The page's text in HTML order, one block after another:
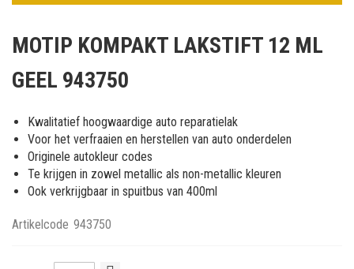
het
van
afbeeldingen-
gallerij
MOTIP KOMPAKT LAKSTIFT 12 ML
GEEL 943750
Kwalitatief hoogwaardige auto reparatielak
Voor het verfraaien en herstellen van auto onderdelen
Originele autokleur codes
Te krijgen in zowel metallic als non-metallic kleuren
Ook verkrijgbaar in spuitbus van 400ml
Artikelcode 943750